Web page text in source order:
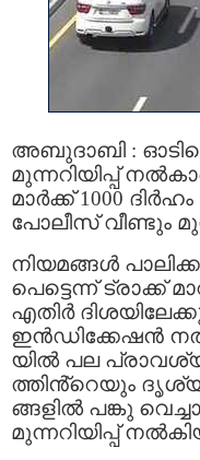
അബുദാബി :
മുന്നറിയിപ്പ്
മാർക്ക് 1000
പോലീസ് വീണ്ടും
നിയമങ്ങൾ
പെട്ടെന്ന് ട്രാക്ക്
എതിർ
ഇൻഡിക്കേഷൻ
യിൽ പല
ത്തിൻ്റെയും
ങ്ങളിൽ പങ്കു
മുന്നറിയിപ്പ്